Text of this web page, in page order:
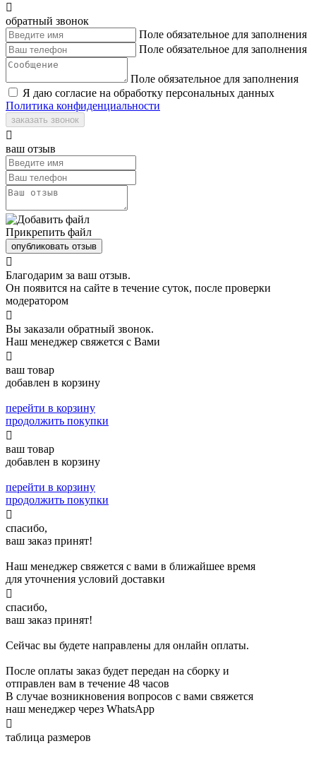

обратный звонок
Поле обязательное для заполнения
Поле обязательное для заполнения
Поле обязательное для заполнения
Я даю согласие на обработку персональных данных
Политика конфиденциальности
заказать звонок

ваш отзыв
Прикрепить файл
опубликовать отзыв

Благодарим за ваш отзыв.
Он появится на сайте в течение суток, после проверки
модератором

Вы заказали обратный звонок.
Наш менеджер свяжется с Вами

ваш товар
добавлен в корзину
перейти в корзину
продолжить покупки

ваш товар
добавлен в корзину
перейти в корзину
продолжить покупки

спасибо,
ваш заказ принят!
Наш менеджер свяжется с вами в ближайшее время
для уточнения условий доставки

спасибо,
ваш заказ принят!
Сейчас вы будете направлены для онлайн оплаты.
После оплаты заказ будет передан на сборку и
отправлен вам в течение 48 часов
В случае возникновения вопросов с вами свяжется
наш менеджер через WhatsApp

таблица размеров